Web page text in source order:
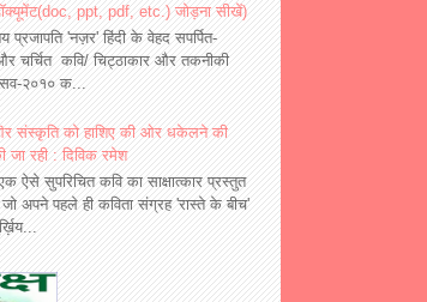
ppt, pdf, etc.) जोड़ना सीखें)
प्रजापति 'नज़र' हिंदी के वेहद सपर्पित-
चर्चित कवि/ चिट्ठाकार और तकनीकी
२०१० क...
संस्कृति को हाशिए की ओर धकेलने की
जा रही : दिविक रमेश
ऐसे सुपरिचित कवि का साक्षात्कार प्रस्तुत
अपने पहले ही कविता संग्रह 'रास्ते के बीच'